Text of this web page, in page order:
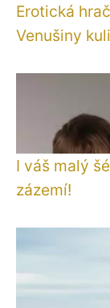
Erotická
Venušiny
I váš malý
zázemí!